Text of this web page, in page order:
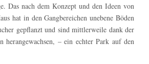
Das nach dem Konzept und den Ideen von
hat in den Gangbereichen unebene Böden
gepflanzt und sind mittlerweile dank der
– ein echter Park auf den